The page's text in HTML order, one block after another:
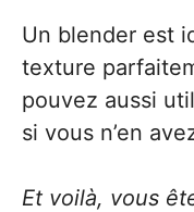
Un blender est
texture
pouvez aussi
si vous n’en
Et voilà, vous